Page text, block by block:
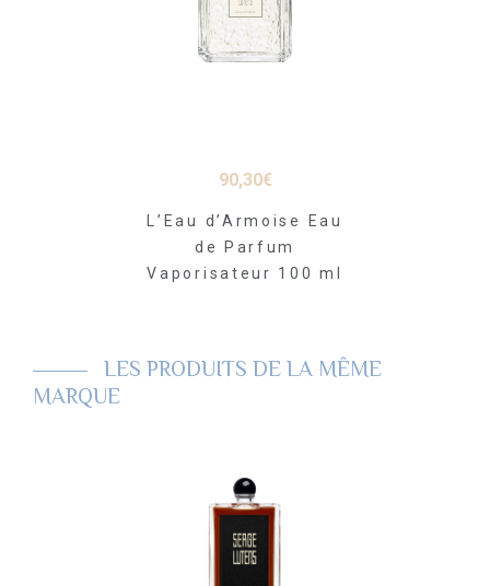
90,30€
L’Eau d’Armoise Eau
de Parfum
Vaporisateur 100 ml
LES PRODUITS DE LA MÊME
MARQUE